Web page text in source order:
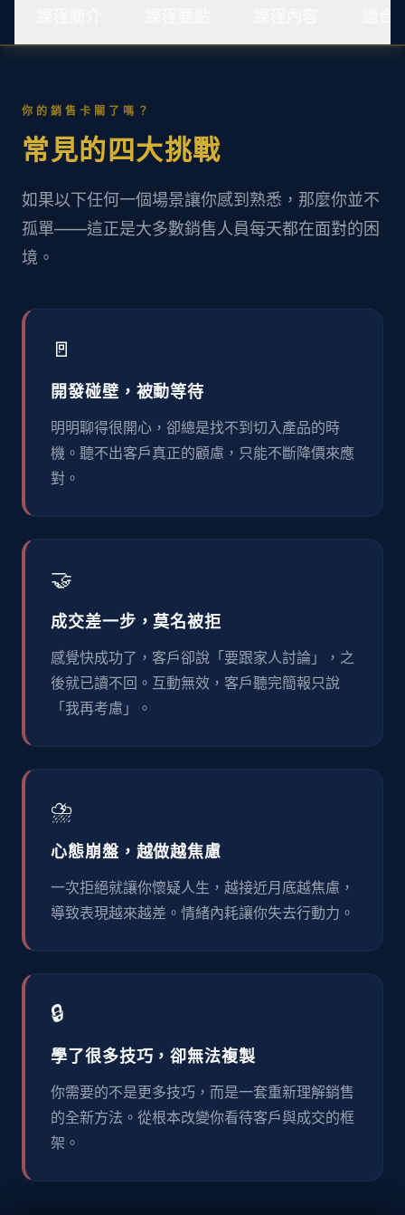
你的銷售卡關了嗎？
常見的四大挑戰
如果以下任何一個場景讓你感到熟悉，那麼你並不
孤單——這正是大多數銷售人員每天都在面對的困
境。
🚪
開發碰壁，被動等待
明明聊得很開心，卻總是找不到切入產品的時
機。聽不出客戶真正的顧慮，只能不斷降價來應
對。
🤝
成交差一步，莫名被拒
感覺快成功了，客戶卻說「要跟家人討論」，之
後就已讀不回。互動無效，客戶聽完簡報只說
「我再考慮」。
⛈️
心態崩盤，越做越焦慮
一次拒絕就讓你懷疑人生，越接近月底越焦慮，
導致表現越來越差。情緒內耗讓你失去行動力。
🔒
學了很多技巧，卻無法複製
你需要的不是更多技巧，而是一套重新理解銷售
的全新方法。從根本改變你看待客戶與成交的框
架。